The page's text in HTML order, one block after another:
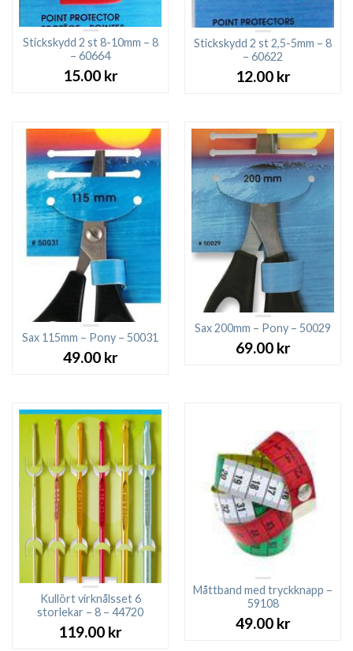
Stickskydd 2 st 8-10mm – 8
– 60664
15.00 kr
Stickskydd 2 st 2,5-5mm – 8
– 60622
12.00 kr
Sax 115mm – Pony – 50031
49.00 kr
Sax 200mm – Pony – 50029
69.00 kr
Kullört virknålsset 6
storlekar – 8 – 44720
119.00 kr
Måttband med tryckknapp –
59108
49.00 kr